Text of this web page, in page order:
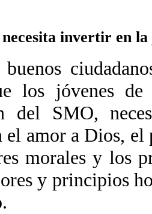
invertir en
buenos
los jóvenes
del SMO,
el amor a Dios, el
morales y los
y principios